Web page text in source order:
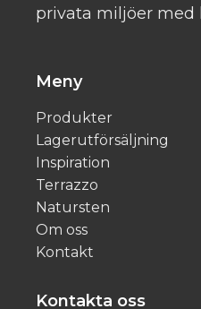
privata miljöer med
Meny
Produkter
Lagerutförsäljning
Inspiration
Terrazzo
Natursten
Om oss
Kontakt
Kontakta oss